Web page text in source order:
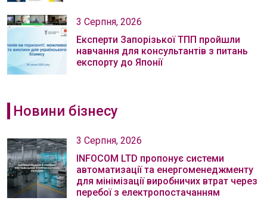
3 Серпня, 2026
Експерти Запорізької ТПП пройшли
навчання для консультантів з питань
експорту до Японії
Новини бізнесу
3 Серпня, 2026
INFOCOM LTD пропонує системи
автоматизації та енергоменеджменту
для мінімізації виробничих втрат через
перебої з електропостачанням